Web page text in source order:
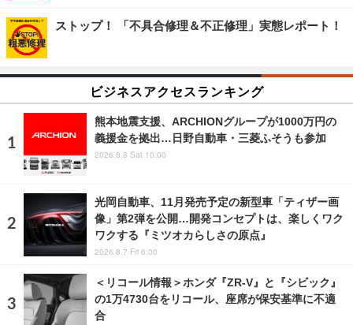
ストップ！ 「不具合修理＆不正修理」実態レポート！
ビジネスアクセスランキング
熊本地震支援、ARCHIONグループが1000万円の
義援金を拠出…日野自動車・三菱ふそうも参加
2026.8.8 Sat 10:00
光岡自動車、11月発売予定の新型車「ティザー画
像」第2弾を公開…開発コンセプトは、楽しくワク
ワクする『ミツオカらしさの原点』
2026.8.7 Fri 6:00
＜リコール情報＞ホンダ『ZR-V』と『シビック』
の1万4730台をリコール、座席が保安基準に不適
合